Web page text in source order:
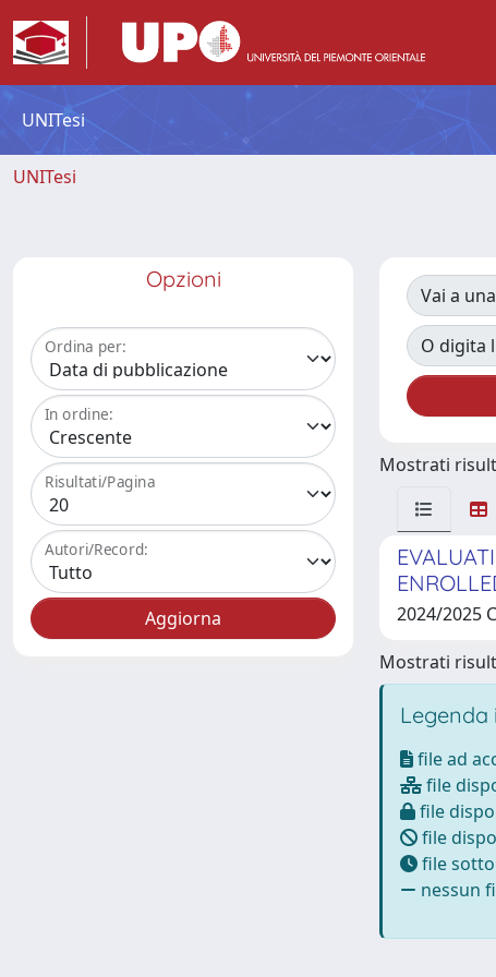
UNITesi
UNITesi
Opzioni
Ordina per:
In ordine:
Risultati/Pagina
Autori/Record:
Vai a
O digita
Mostrati
2024/2025
Mostrati
Legenda
file ad
file
file
file
file
nessun